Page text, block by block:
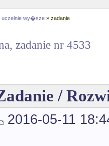
uczelnie wy�sze » zadanie
zadanie nr 4533
/
2016-05-11